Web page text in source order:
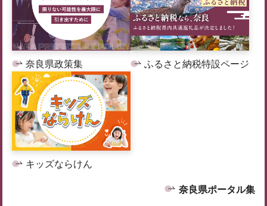
奈良県政策集 ふるさと納税特設ページ
キッズならけん
奈良県ポータル集